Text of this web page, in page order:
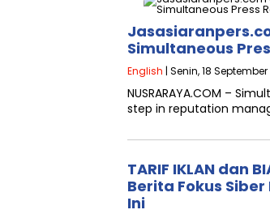
Simultaneous
English | Senin, 18 September
NUSRARAYA.COM –
step in reputation
TARIF IKLAN dan
Berita Fokus
Ini